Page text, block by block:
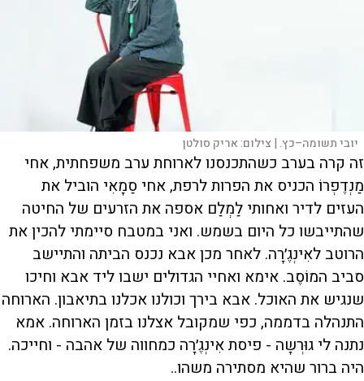
יובי תשומה–כץ. | צילום:אריק סולטן
זה קרה בערב כשהתכנסנו לארוחת ערב משפחתית, אחי
מַנְדֶפְרוֹ הכניס את הפרות לרפת, אחי סַמָאִי הוביל את
העזים לדיר ואחותי לַמְלַם אספה את הזרעים של החיטה
שהתייבשו כל היום בשמש. ואני במטבח סיימתי להכין את
הרוטב לאִינְגֶ׳רָה. לאחר מכן אבא נכנס הביתה והתיישב
סביב המוֹסֶב. אימא ואחיי הגדולים ישבו ליד אבא וחיכו
שנגיש את האוכל. אבא בירך וכולנו אכלנו בתיאבון. הארוחה
התנהלה בדממה, כפי שמקובל אצלנו בזמן הארוחה. אמא
נתנה לי גוּרְשָה - פיסת אִינְגֶ׳רָה כמחווה של אהבה - וחייכה.
היה ברור שהיא מסתירה משהו..